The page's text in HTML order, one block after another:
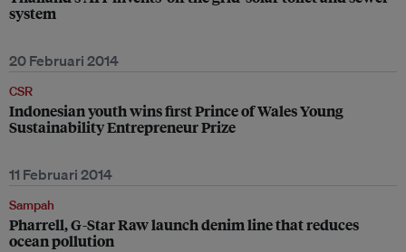
system
20 Februari 2014
CSR
Indonesian youth wins first Prince of Wales Young
Sustainability Entrepreneur Prize
11 Februari 2014
Sampah
Pharrell, G-Star Raw launch denim line that reduces
ocean pollution